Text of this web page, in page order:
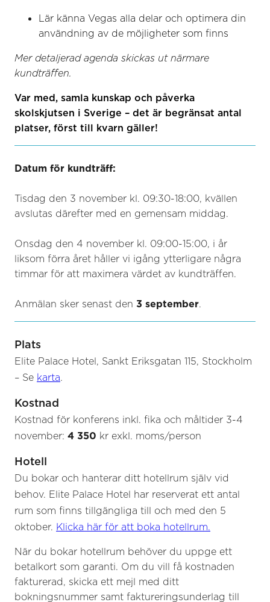
Lär känna Vegas alla delar och optimera din
användning av de möjligheter som finns
Mer detaljerad agenda skickas ut närmare
kundträffen.
Var med, samla kunskap och påverka
skolskjutsen i Sverige – det är begränsat antal
platser, först till kvarn gäller!
Datum för kundträff:
Tisdag den 3 november kl. 09:30-18:00, kvällen
avslutas därefter med en gemensam middag.
Onsdag den 4 november kl. 09:00-15:00, i år
liksom förra året håller vi igång ytterligare några
timmar för att maximera värdet av kundträffen.
Anmälan sker senast den 3 september.
Plats
Elite Palace Hotel, Sankt Eriksgatan 115, Stockholm
– Se karta.
Kostnad
Kostnad för konferens inkl. fika och måltider 3-4
november: 4 350 kr exkl. moms/person
Hotell
Du bokar och hanterar ditt hotellrum själv vid
behov. Elite Palace Hotel har reserverat ett antal
rum som finns tillgängliga till och med den 5
oktober. Klicka här för att boka hotellrum.
När du bokar hotellrum behöver du uppge ett
betalkort som garanti. Om du vill få kostnaden
fakturerad, skicka ett mejl med ditt
bokningsnummer samt faktureringsunderlag till